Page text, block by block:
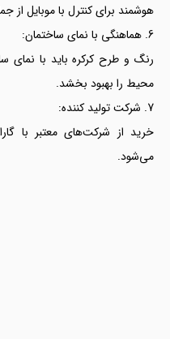
هوشمند برای کنترل با موبایل از
هماهنگی با نمای ساختمان:
رنگ و طرح کرکره باید با نمای
محیط را بهبود بخشد.
شرکت تولید کننده:
خرید از شرکت‌های معتبر با
می‌شود.